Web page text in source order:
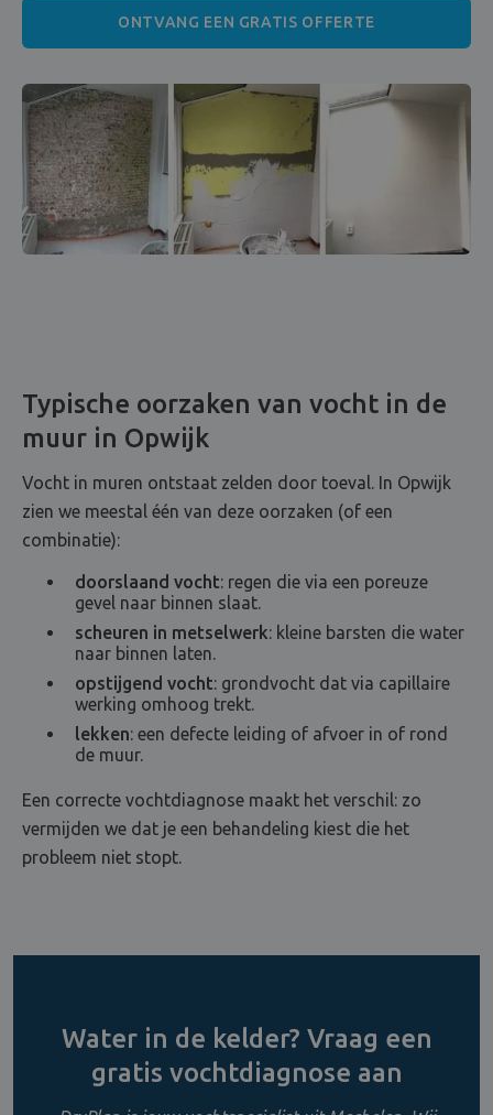
ONTVANG EEN GRATIS OFFERTE
Typische oorzaken van vocht in de
muur in Opwijk
Vocht in muren ontstaat zelden door toeval. In Opwijk
zien we meestal één van deze oorzaken (of een
combinatie):
doorslaand vocht: regen die via een poreuze
gevel naar binnen slaat.
scheuren in metselwerk: kleine barsten die water
naar binnen laten.
opstijgend vocht: grondvocht dat via capillaire
werking omhoog trekt.
lekken: een defecte leiding of afvoer in of rond
de muur.
Een correcte vochtdiagnose maakt het verschil: zo
vermijden we dat je een behandeling kiest die het
probleem niet stopt.
Water in de kelder? Vraag een
gratis vochtdiagnose aan